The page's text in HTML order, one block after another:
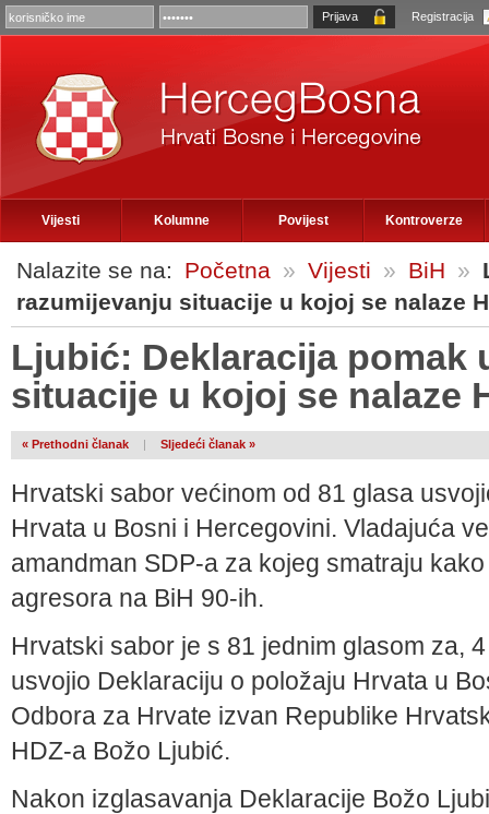
Registracija
Vijesti Kolumne Povijest Kontroverze
Nalazite se na: Početna » Vijesti » BiH »
razumijevanju situacije u kojoj se nalaze
Ljubić: Deklaracija pomak
situacije u kojoj se nalaze
« Prethodni članak | Sljedeći članak »
Hrvatski sabor većinom od 81 glasa
Hrvata u Bosni i Hercegovini. Vladajuća
amandman SDP-a za kojeg smatraju
agresora na BiH 90-ih.
Hrvatski sabor je s 81 jednim glasom za,
usvojio Deklaraciju o položaju Hrvata u
Odbora za Hrvate izvan Republike
HDZ-a Božo Ljubić.
Nakon izglasavanja Deklaracije Božo